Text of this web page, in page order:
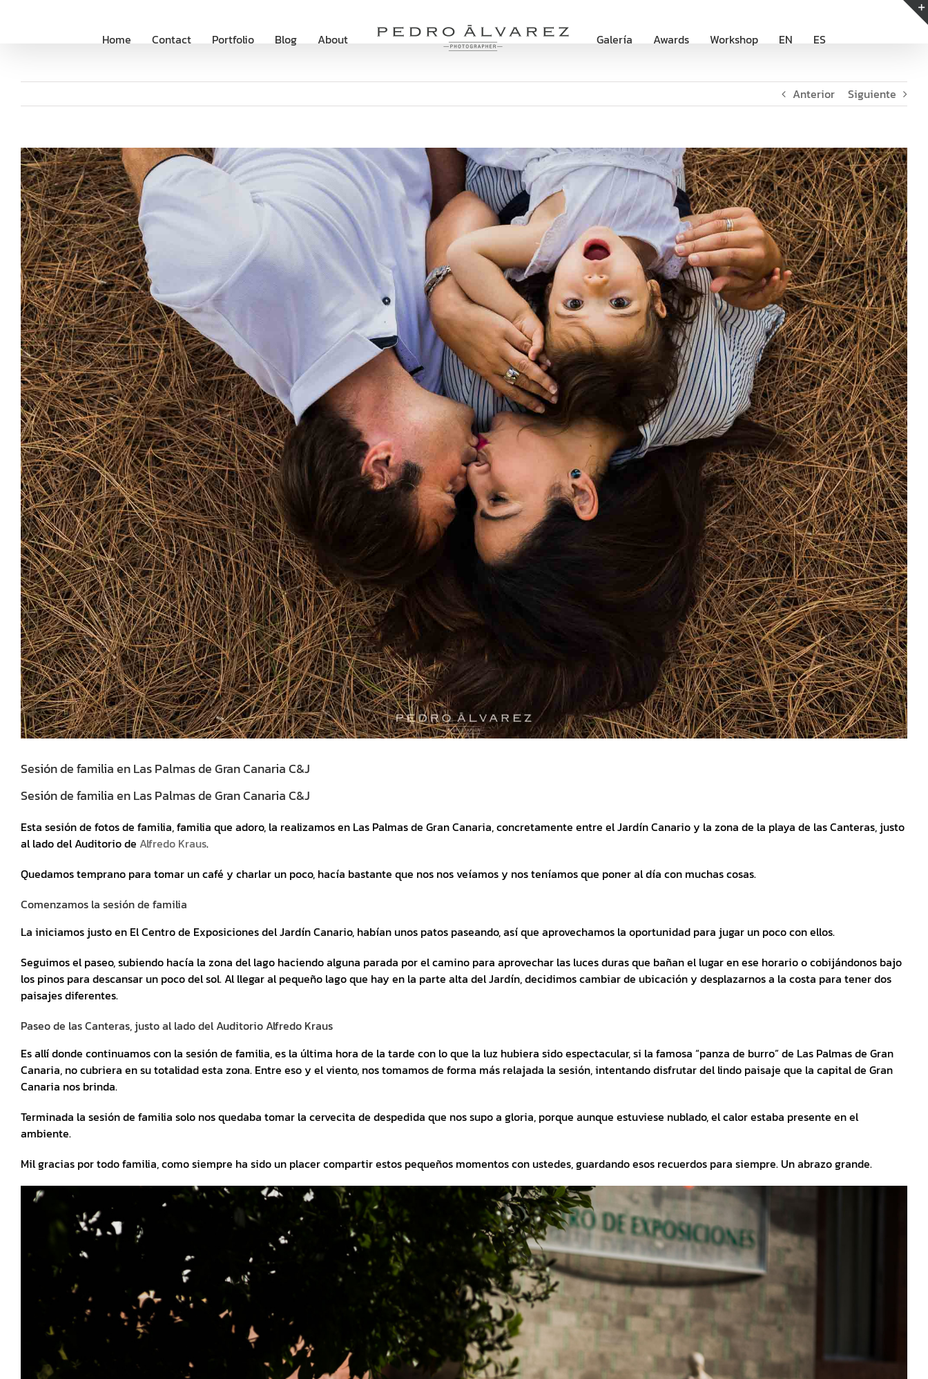
Home Contact Portfolio Blog About Galería Awards Workshop EN ES
Anterior Siguiente
Ver
imagen
más
grande
Sesión de familia en Las Palmas de Gran Canaria C&J
Sesión de familia en Las Palmas de Gran Canaria C&J
Esta sesión de fotos de familia, familia que adoro, la realizamos en Las Palmas de Gran Canaria, concretamente entre el Jardín Canario y la zona de la playa de las Canteras, justo
al lado del Auditorio de Alfredo Kraus.
Quedamos temprano para tomar un café y charlar un poco, hacía bastante que nos nos veíamos y nos teníamos que poner al día con muchas cosas.
Comenzamos la sesión de familia
La iniciamos justo en El Centro de Exposiciones del Jardín Canario, habían unos patos paseando, así que aprovechamos la oportunidad para jugar un poco con ellos.
Seguimos el paseo, subiendo hacía la zona del lago haciendo alguna parada por el camino para aprovechar las luces duras que bañan el lugar en ese horario o cobijándonos bajo
los pinos para descansar un poco del sol. Al llegar al pequeño lago que hay en la parte alta del Jardín, decidimos cambiar de ubicación y desplazarnos a la costa para tener dos
paisajes diferentes.
Paseo de las Canteras, justo al lado del Auditorio Alfredo Kraus
Es allí donde continuamos con la sesión de familia, es la última hora de la tarde con lo que la luz hubiera sido espectacular, si la famosa “panza de burro” de Las Palmas de Gran
Canaria, no cubriera en su totalidad esta zona. Entre eso y el viento, nos tomamos de forma más relajada la sesión, intentando disfrutar del lindo paisaje que la capital de Gran
Canaria nos brinda.
Terminada la sesión de familia solo nos quedaba tomar la cervecita de despedida que nos supo a gloria, porque aunque estuviese nublado, el calor estaba presente en el
ambiente.
Mil gracias por todo familia, como siempre ha sido un placer compartir estos pequeños momentos con ustedes, guardando esos recuerdos para siempre. Un abrazo grande.